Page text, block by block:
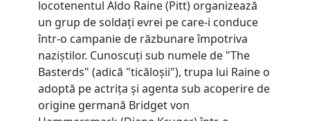
locotenentul Aldo Raine (Pitt) organizează
un grup de soldați evrei pe care-i conduce
într-o campanie de răzbunare împotriva
naziștilor. Cunoscuți sub numele de "The
Basterds" (adică "ticăloșii"), trupa lui Raine o
adoptă pe actrița și agenta sub acoperire de
origine germană Bridget von